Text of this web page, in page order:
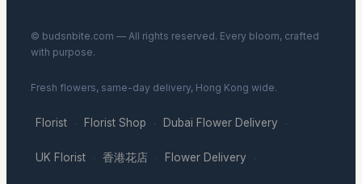
© budsnbite.com — All rights reserved. Every bloom, crafted
with purpose.
Fresh flowers, same-day delivery, Hong Kong wide.
Florist · Florist Shop · Dubai Flower Delivery ·
UK Florist · 香港花店 · Flower Delivery ·